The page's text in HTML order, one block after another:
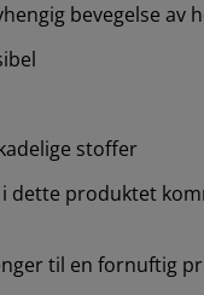
bevegelse av
stoffer
dette produktet
til en fornuftig